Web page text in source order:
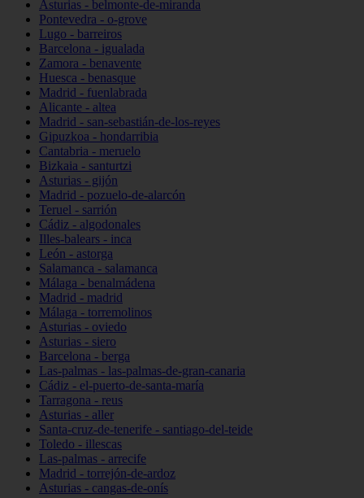
Asturias - belmonte-de-miranda
Pontevedra - o-grove
Lugo - barreiros
Barcelona - igualada
Zamora - benavente
Huesca - benasque
Madrid - fuenlabrada
Alicante - altea
Madrid - san-sebastián-de-los-reyes
Gipuzkoa - hondarribia
Cantabria - meruelo
Bizkaia - santurtzi
Asturias - gijón
Madrid - pozuelo-de-alarcón
Teruel - sarrión
Cádiz - algodonales
Illes-balears - inca
León - astorga
Salamanca - salamanca
Málaga - benalmádena
Madrid - madrid
Málaga - torremolinos
Asturias - oviedo
Asturias - siero
Barcelona - berga
Las-palmas - las-palmas-de-gran-canaria
Cádiz - el-puerto-de-santa-maría
Tarragona - reus
Asturias - aller
Santa-cruz-de-tenerife - santiago-del-teide
Toledo - illescas
Las-palmas - arrecife
Madrid - torrejón-de-ardoz
Asturias - cangas-de-onís